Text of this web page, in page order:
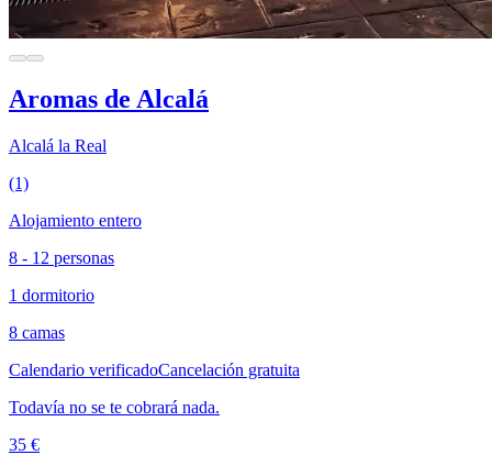
Aromas de Alcalá
Alcalá la Real
(1)
Alojamiento entero
8 - 12 personas
1 dormitorio
8 camas
Calendario verificadoCancelación gratuita
Todavía no se te cobrará nada.
35 €